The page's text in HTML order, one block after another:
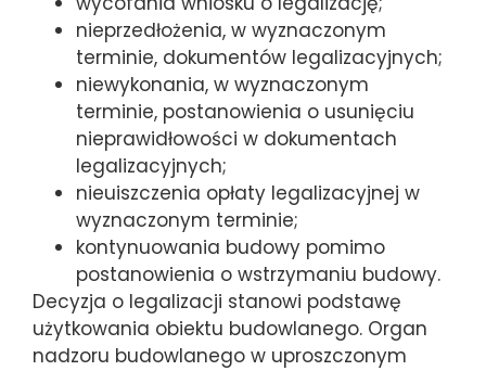
nieprzedłożenia, w wyznaczonym
terminie, dokumentów legalizacyjnych;
niewykonania, w wyznaczonym
terminie, postanowienia o usunięciu
nieprawidłowości w dokumentach
legalizacyjnych;
nieuiszczenia opłaty legalizacyjnej w
wyznaczonym terminie;
kontynuowania budowy pomimo
postanowienia o wstrzymaniu budowy.
Decyzja o legalizacji stanowi podstawę
użytkowania obiektu budowlanego. Organ
nadzoru budowlanego w uproszczonym